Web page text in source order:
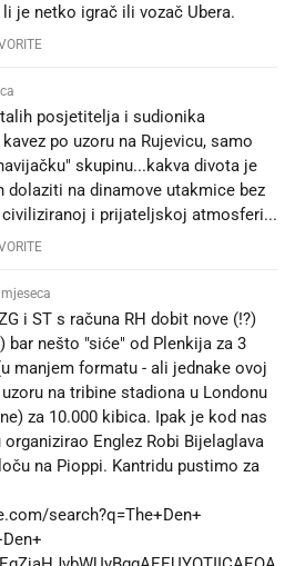
je netko igrač ili vozač Ubera.
posjetitelja i sudionika
po uzoru na Rujevicu, samo
skupinu...kakva divota je
dolaziti na dinamove utakmice bez
i prijateljskoj atmosferi...
i ST s računa RH dobit nove (!?)
bar nešto "siće" od Plenkija za 3
manjem formatu - ali jednake ovoj
na tribine stadiona u Londonu
za 10.000 kibica. Ipak je kod nas
Englez Robi Bijelaglava
na Pioppi. Kantridu pustimo za
search?q=The+Den+